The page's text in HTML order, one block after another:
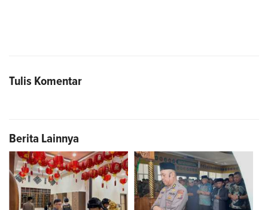
Tulis Komentar
Berita Lainnya